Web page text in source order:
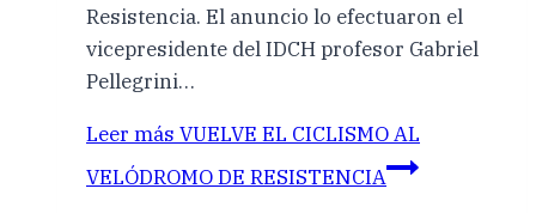
Resistencia. El anuncio lo efectuaron el
vicepresidente del IDCH profesor Gabriel
Pellegrini…
Leer más VUELVE EL CICLISMO AL
VELÓDROMO DE RESISTENCIA